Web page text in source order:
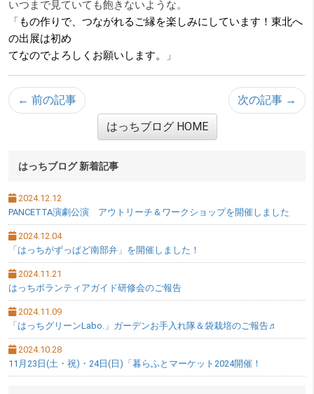
いつまで見ていても飽きないような。
「 もの作りで、つながれるご縁を楽しみにしています！東北へ
の出展は初め
てなのでよろしくお願いします。
」
← 前の記事
次の記事 →
はっちブログ HOME
サブメニュー
はっちブログ 新着記事
2024.12.12
PANCETTA演劇公演 アウトリーチ＆ワークショップを開催しました
2024.12.04
「はっちがずっぱど南部弁」を開催しました！
2024.11.21
はっちボランティアガイド研修会のご報告
2024.11.09
「はっちグリーンLabo.」ガーデンお手入れ隊＆袋栽培のご報告♬
2024.10.28
11月23日(土・祝)・24日(日)「暮らふとマーケット2024開催！